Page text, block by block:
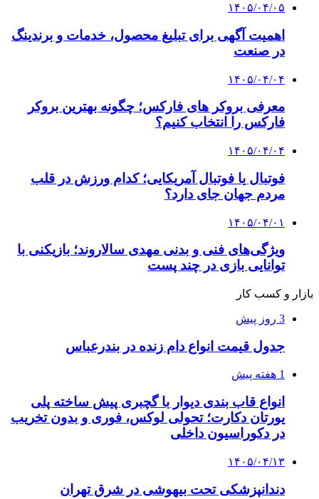
۱۴۰۵/۰۴/۰۵
اهمیت آگهی برای تبلیغ محصول، خدمات و برندینگ
در صنعت
۱۴۰۵/۰۴/۰۴
معرفی بروکر های فارکس؛ چگونه بهترین بروکر
فارکس را انتخاب کنیم؟
۱۴۰۵/۰۴/۰۴
فوتبال یا فوتبال آمریکایی؛ کدام ورزش در قلب
مردم جهان جای دارد؟
۱۴۰۵/۰۴/۰۱
ویژگی‌های فنی و بدنی مهدی سالاروند؛ بازیکنی با
توانایی بازی در چند پست
بازار و کسب کار
3 روز پیش
جدول قیمت انواع دام زنده در بندرعباس
1 هفته پیش
انواع قاب بندی دیوار با گچبری پیش ساخته پلی
یورتان دکارت؛ تحولی لوکس، فوری و بدون تخریب
در دکوراسیون داخلی
۱۴۰۵/۰۴/۱۳
دندانپزشکی تحت بیهوشی در شرق تهران